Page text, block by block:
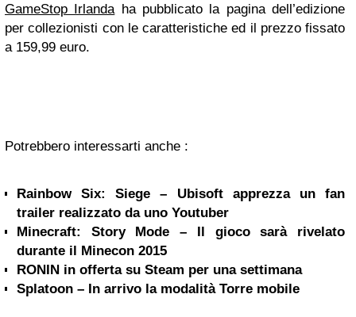
GameStop Irlanda ha pubblicato la pagina dell’edizione
per collezionisti con le caratteristiche ed il prezzo fissato
a 159,99 euro.
Potrebbero interessarti anche :
Rainbow Six: Siege – Ubisoft apprezza un fan
trailer realizzato da uno Youtuber
Minecraft: Story Mode – Il gioco sarà rivelato
durante il Minecon 2015
RONIN in offerta su Steam per una settimana
Splatoon – In arrivo la modalità Torre mobile